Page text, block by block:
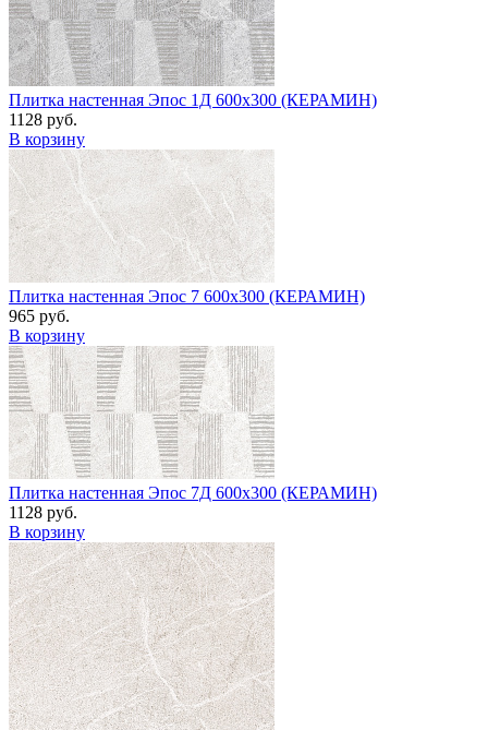
Плитка настенная Эпос 1Д 600х300 (КЕРАМИН)
1128 руб.
В корзину
Плитка настенная Эпос 7 600х300 (КЕРАМИН)
965 руб.
В корзину
Плитка настенная Эпос 7Д 600х300 (КЕРАМИН)
1128 руб.
В корзину